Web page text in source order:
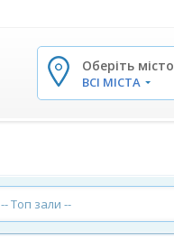
Оберіть місто
ВСІ МІСТА
-- Топ зали --